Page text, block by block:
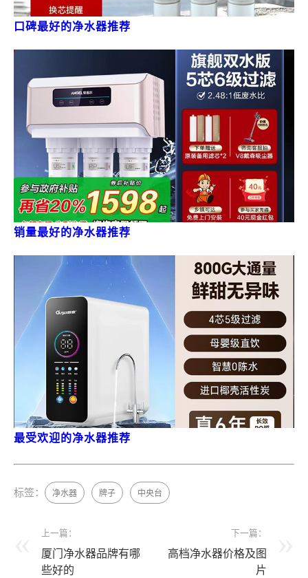
口碑最好的净水器推荐
销量最好的净水器推荐
最受欢迎的净水器推荐
标签： 净水器 牌子 中央台
上一篇：
厦门净水器品牌有哪
些好的
下一篇：
高档净水器价格及图
片